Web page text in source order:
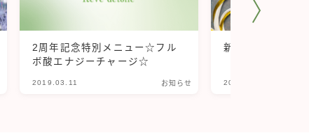
2周年記念特別メニュー☆フル
ボ酸エナジーチャージ☆
2019.03.11 お知らせ
新年のご挨拶と1
2025.01.06